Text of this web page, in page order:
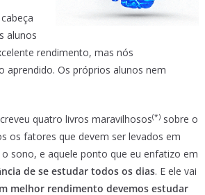
alunos
rendimento, mas nós
Os próprios alunos nem
quatro livros maravilhosos(*) sobre o
os fatores que devem ser levados em
sono, e aquele ponto que eu enfatizo em
de se estudar todos os dias. E ele vai
melhor rendimento devemos estudar